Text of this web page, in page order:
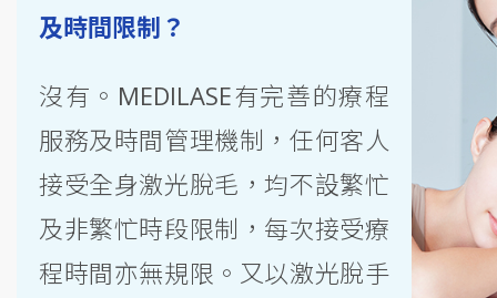
及時間限制？
沒有。MEDILASE有完善的療程
服務及時間管理機制，任何客人
接受全身激光脫毛，均不設繁忙
及非繁忙時段限制，每次接受療
程時間亦無規限。又以激光脫手